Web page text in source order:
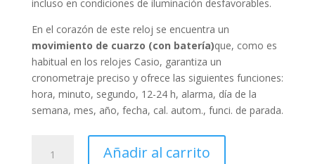
incluso en condiciones de iluminación desfavorables.
En el corazón de este reloj se encuentra un
movimiento de cuarzo (con batería)que, como es
habitual en los relojes Casio, garantiza un
cronometraje preciso y ofrece las siguientes funciones:
hora, minuto, segundo, 12-24 h, alarma, día de la
semana, mes, año, fecha, cal. autom., funci. de parada.
Mens
Añadir al carrito